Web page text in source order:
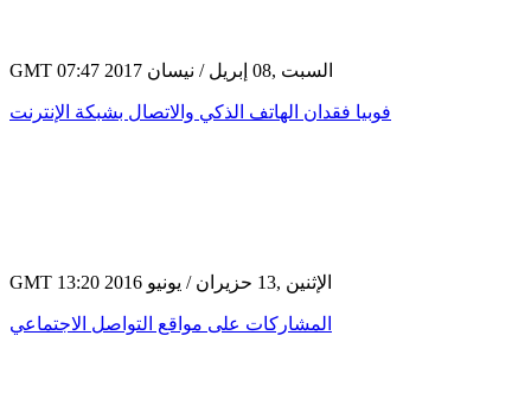
GMT 07:47 2017 السبت ,08 إبريل / نيسان
فوبيا فقدان الهاتف الذكي والاتصال بشبكة الإنترنت
GMT 13:20 2016 الإثنين ,13 حزيران / يونيو
المشاركات على مواقع التواصل الاجتماعي